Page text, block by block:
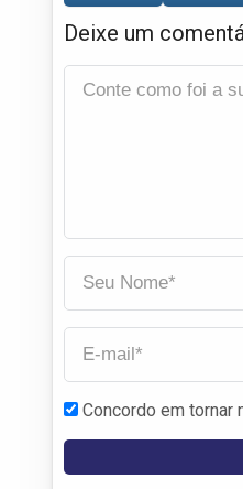
Deixe um
Concordo em tornar